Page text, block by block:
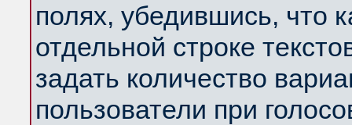
полях, убедившись, что
отдельной строке
задать количество
пользователи при